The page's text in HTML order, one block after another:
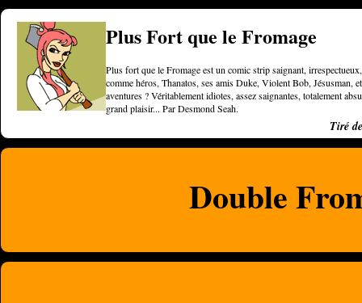
Plus Fort que le Fromage
Plus fort que le Fromage est un comic strip saignant,
comme héros, Thanatos, ses amis Duke, Violent Bob, Jésusman,
aventures ? Véritablement idiotes, assez saignantes, totalement
grand plaisir... Par Desmond Seah.
Tiré
Double